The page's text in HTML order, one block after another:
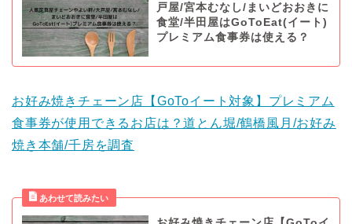
戸屋/宮本むなし/まいどおおきに
食堂/半田屋はGoToEat(イート)
プレミアム食事券は使える？
お好み焼きチェーン店【GoToイート対象】プレミアム
食事券が使用できるお店は？道とん堀/鶴橋風月/お好み
焼き本舗/千房を調査